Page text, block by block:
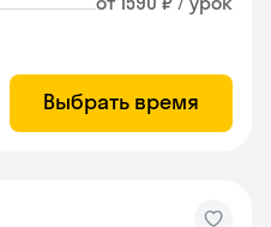
Выбрать время